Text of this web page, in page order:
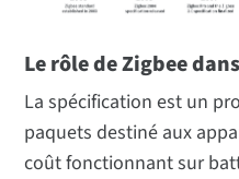
Le rôle de Zigbee
La spécification est un
paquets destiné aux
coût fonctionnant sur